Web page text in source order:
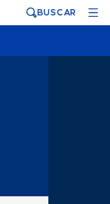
BUSCAR